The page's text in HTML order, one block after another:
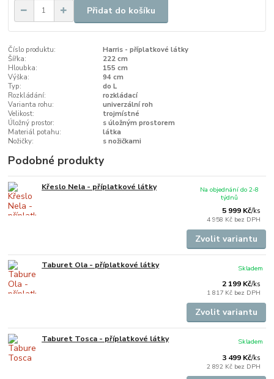
Přidat do košíku
Číslo produktu:
Harris - příplatkové látky
Šířka:
222 cm
Hloubka:
155 cm
Výška:
94 cm
Typ:
do L
Rozkládání:
rozkládací
Varianta rohu:
univerzální roh
Velikost:
trojmístné
Úložný prostor:
s úložným prostorem
Materiál potahu:
látka
Nožičky:
s nožičkami
Podobné produkty
Křeslo Nela - příplatkové látky
5 999 Kč/ks
4 958 Kč bez DPH
Na objednání do 2-8
týdnů
Zvolit variantu
Taburet Ola - příplatkové látky
2 199 Kč/ks
1 817 Kč bez DPH
Skladem
Zvolit variantu
Taburet Tosca - příplatkové látky
3 499 Kč/ks
2 892 Kč bez DPH
Skladem